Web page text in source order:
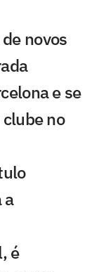
novos
e se
no
a
é